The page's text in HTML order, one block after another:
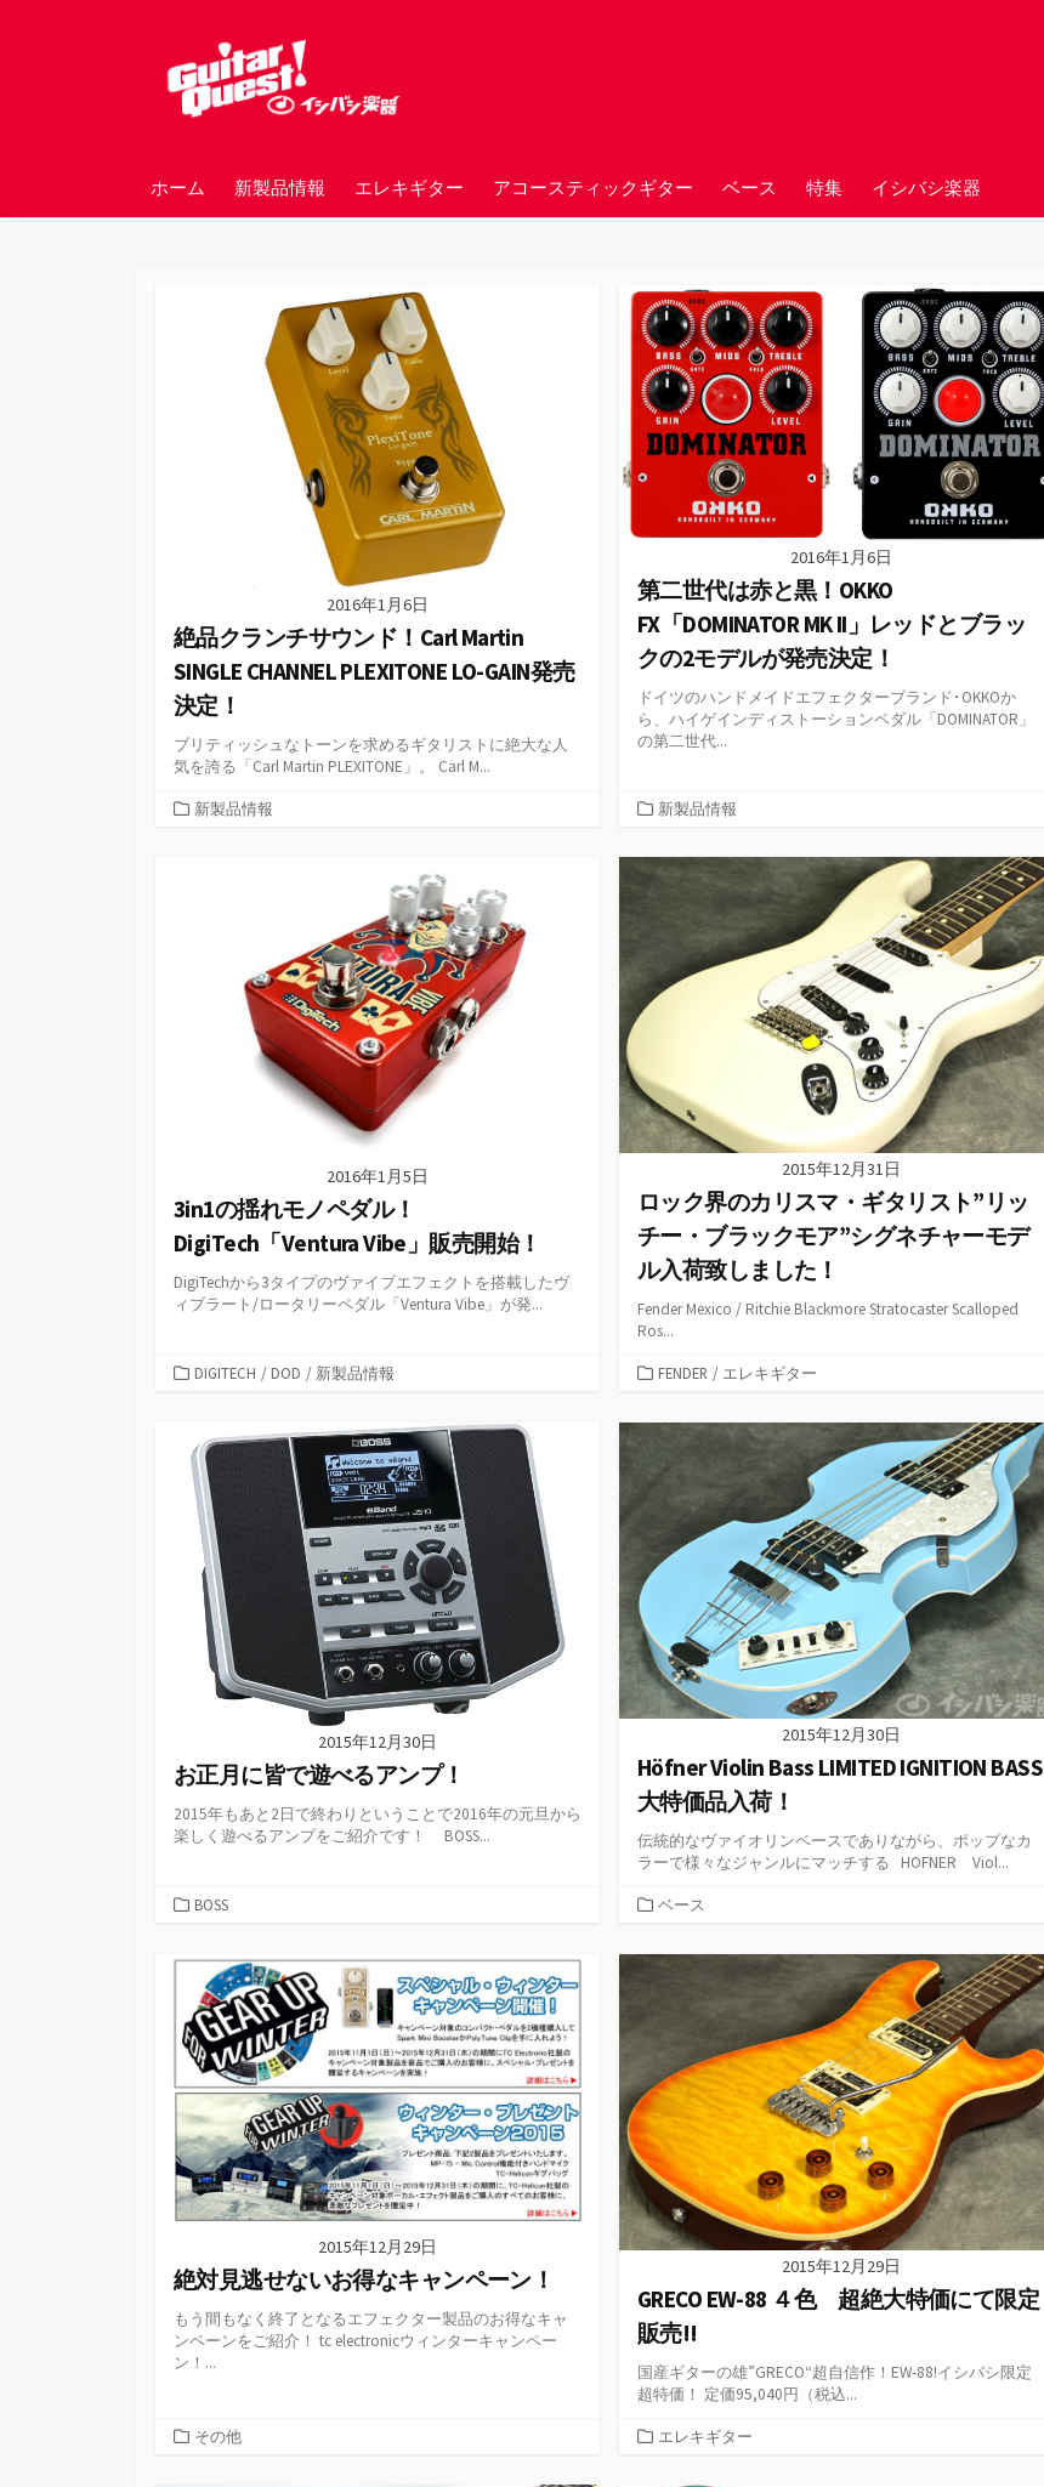
ホーム 新製品情報 エレキギター アコースティックギター ベース 特集 イシバシ楽器
2016年1月6日
絶品クランチサウンド！Carl Martin
SINGLE CHANNEL PLEXITONE LO-GAIN発売
決定！
ブリティッシュなトーンを求めるギタリストに絶大な人
気を誇る「Carl Martin PLEXITONE」。 Carl M...
カ新製品情報
2016年1月6日
第二世代は赤と黒！OKKO
FX「DOMINATOR MK II」レッドとブラッ
クの2モデルが発売決定！
ドイツのハンドメイドエフェクターブランド･OKKOか
ら、ハイゲインディストーションペダル「DOMINATOR」
の第二世代...
カ
ゴ
新製品情報
2016年1月5日
3in1の揺れモノペダル！
DigiTech「Ventura Vibe」販売開始！
DigiTechから3タイプのヴァイブエフェクトを搭載したヴ
ィブラート/ロータリーペダル「Ventura Vibe」が発...
カ
リ
ー
DIGITECH / DOD / 新製品情報
2015年12月31日
ロック界のカリスマ・ギタリスト”リッ
チー・ブラックモア”シグネチャーモデ
ル入荷致しました！
Fender Mexico / Ritchie Blackmore Stratocaster Scalloped
Ros...
カ
ゴ
ー
FENDER / エレキギター
2015年12月30日
お正月に皆で遊べるアンプ！
2015年もあと2日で終わりということで2016年の元旦から
楽しく遊べるアンプをご紹介です！ BOSS...
カ
ー
BOSS
2015年12月30日
Höfner Violin Bass LIMITED IGNITION BASS
大特価品入荷！
伝統的なヴァイオリンベースでありながら、ポップなカ
ラーで様々なジャンルにマッチする HOFNER Viol...
カ
ゴ
ベース
2015年12月29日
絶対見逃せないお得なキャンペーン！
もう間もなく終了となるエフェクター製品のお得なキャ
ンペーンをご紹介！ tc electronicウィンターキャンペー
ン！...
カその他
2015年12月29日
GRECO EW-88 ４色 超絶大特価にて限定
販売!!
国産ギターの雄”GRECO“超自信作！EW-88!イシバシ限定
超特価！ 定価95,040円（税込...
カエレキギター